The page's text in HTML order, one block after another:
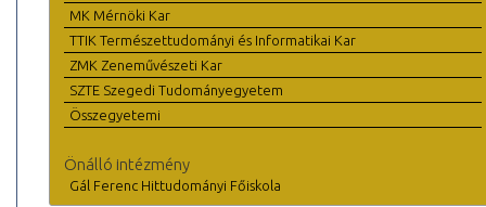
MK Mérnöki Kar
TTIK Természettudományi és Informatikai Kar
ZMK Zeneművészeti Kar
SZTE Szegedi Tudományegyetem
Összegyetemi
Önálló intézmény
Gál Ferenc Hittudományi Főiskola